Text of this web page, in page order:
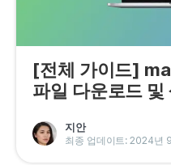
[전체 가이드]
파일 다운로드 및
지안
최종 업데이트: 2024년